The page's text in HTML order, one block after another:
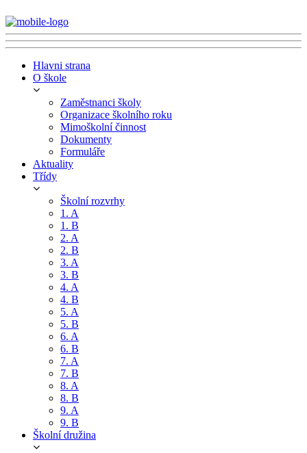
Hlavni strana
O škole
Zaměstnanci školy
Organizace školního roku
Mimoškolní činnost
Dokumenty
Formuláře
Aktuality
Třídy
Školní rozvrhy
1. A
1. B
2. A
2. B
3. A
3. B
4. A
4. B
5. A
5. B
6. A
6. B
7. A
7. B
8. A
8. B
9. A
9. B
Školní družina